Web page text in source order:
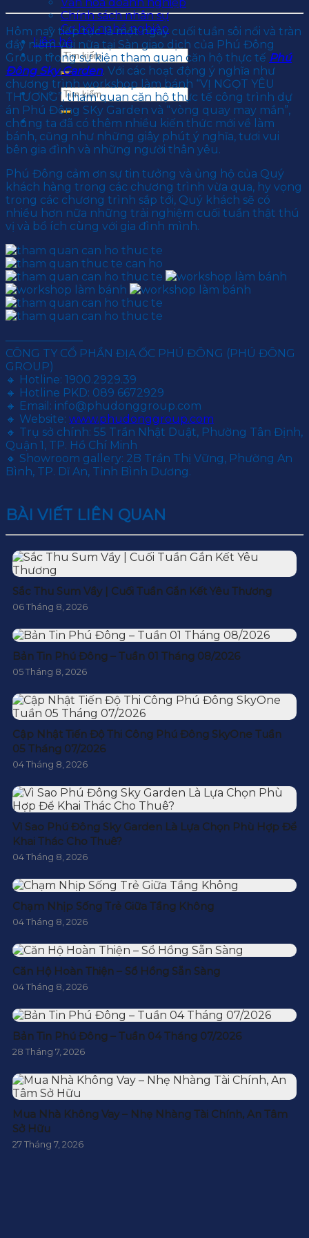
Chính sách nhân sự
Cơ hội nghề nghiệp
Liên hệ
Hôm nay tiếp tục là một ngày cuối tuần sôi nổi và tràn
đầy niềm vui nữa tại Sàn giao dịch của Phú Đông
Group trong sự kiện tham quan căn hộ thực tế Phú
Đông Sky Garden. Với các hoạt động ý nghĩa như
chương trình workshop làm bánh “VỊ NGỌT YÊU
THƯƠNG”, tham quan căn hộ thực tế công trình dự
án Phú Đông SKy Garden và “vòng quay may mắn”,
chúng ta đã có thêm nhiều kiến thức mới về làm
bánh, cũng như những giây phút ý nghĩa, tươi vui
bên gia đình và những người thân yêu.
Phú Đông cảm ơn sự tin tưởng và ủng hộ của Quý
khách hàng trong các chương trình vừa qua, hy vọng
trong các chương trình sắp tới, Quý khách sẽ có
nhiều hơn nữa những trải nghiệm cuối tuần thật thú
vị và bổ ích cùng với gia đình mình.
———————
CÔNG TY CỔ PHẦN ĐỊA ỐC PHÚ ĐÔNG (PHÚ ĐÔNG
GROUP)
🔸 Hotline: 1900.2929.39
🔸 Hotline PKD: 089 6672929
🔸 Email: info@phudonggroup.com
🔸 Website: www.phudonggroup.com
🔸 Trụ sở chính: 55 Trần Nhật Duật, Phường Tân Định,
Quận 1, TP. Hồ Chí Minh
🔸 Showroom gallery: 2B Trần Thị Vững, Phường An
Bình, TP. Dĩ An, Tỉnh Bình Dương.
BÀI VIẾT LIÊN QUAN
Sắc Thu Sum Vầy | Cuối Tuần Gắn Kết Yêu Thương
06 Tháng 8, 2026
Bản Tin Phú Đông – Tuần 01 Tháng 08/2026
05 Tháng 8, 2026
Cập Nhật Tiến Độ Thi Công Phú Đông SkyOne Tuần
05 Tháng 07/2026
04 Tháng 8, 2026
Vì Sao Phú Đông Sky Garden Là Lựa Chọn Phù Hợp Để
Khai Thác Cho Thuê?
04 Tháng 8, 2026
Chạm Nhịp Sống Trẻ Giữa Tầng Không
04 Tháng 8, 2026
Căn Hộ Hoàn Thiện – Sổ Hồng Sẵn Sàng
04 Tháng 8, 2026
Bản Tin Phú Đông – Tuần 04 Tháng 07/2026
28 Tháng 7, 2026
Mua Nhà Không Vay – Nhẹ Nhàng Tài Chính, An Tâm
Sở Hữu
27 Tháng 7, 2026